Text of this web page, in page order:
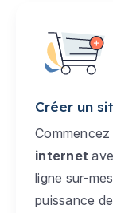
Créer un
Commencez
internet
ligne sur-
puissance